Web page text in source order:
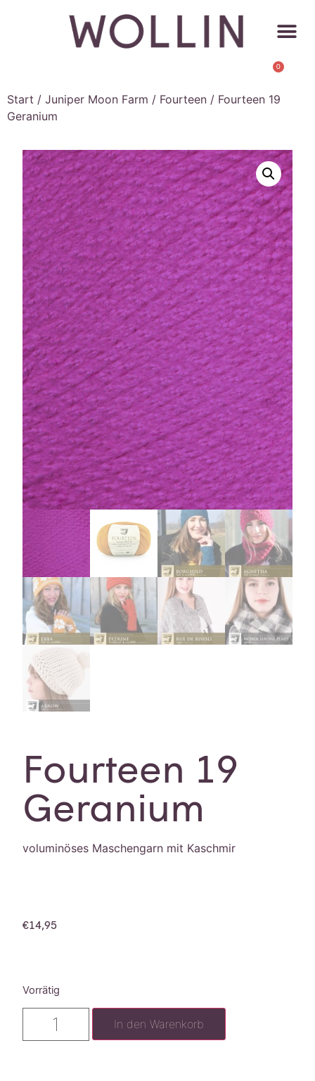
0
Start / Juniper Moon Farm / Fourteen / Fourteen 19
Geranium
Fourteen 19
Geranium
voluminöses Maschengarn mit Kaschmir
€14,95
Vorrätig
In den Warenkorb